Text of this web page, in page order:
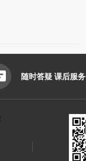
随时答疑 课后服务